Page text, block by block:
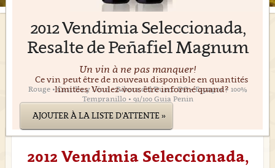
2012 Vendimia Seleccionada,
Resalte de Peñafiel Magnum
Un vin à ne pas manquer!
Rouge • Castilla y Léon • Ribera del Duero DO • Espagne • 100%
Tempranillo • 91/100 Guia Penin
Ce vin peut être de nouveau disponible en quantités
limitées. Voulez-vous être informé quand?
AJOUTER À LA LISTE D'ATTENTE »
2012 Vendimia Seleccionada,